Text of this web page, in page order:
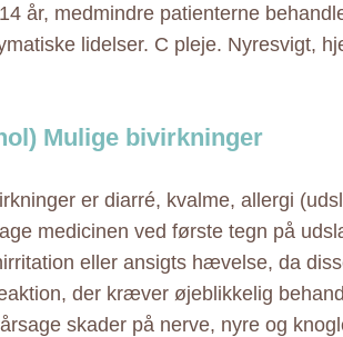
år, medmindre patienterne
lidelser. C pleje. Nyresvigt,
Mulige bivirkninger
er diarré, kvalme, allergi
medicinen ved første tegn på
eller ansigts hævelse, da
der kræver øjeblikkelig
skader på nerve, nyre og